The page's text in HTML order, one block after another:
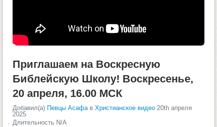
Приглашаем на Воскресную
Библейскую Школу! Воскресенье,
20 апреля, 16.00 МСК
Добавил(а) Певцы Асафав Христианское видео 20th апреля
2025
Длительность N/A